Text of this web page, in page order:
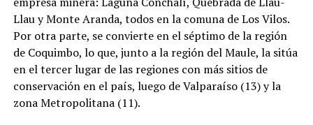
Llau y Monte Aranda, todos en la comuna de Los Vilos.
Por otra parte, se convierte en el séptimo de la región
de Coquimbo, lo que, junto a la región del Maule, la sitúa
en el tercer lugar de las regiones con más sitios de
conservación en el país, luego de Valparaíso (13) y la
zona Metropolitana (11).